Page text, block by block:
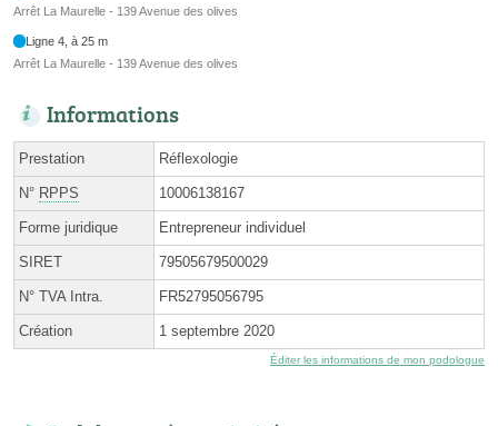
Arrêt La Maurelle - 139 Avenue des olives
Ligne 4, à 25 m
Arrêt La Maurelle - 139 Avenue des olives
Informations
Prestation Réflexologie
N° RPPS 10006138167
Forme juridique Entrepreneur individuel
SIRET 79505679500029
N° TVA Intra. FR52795056795
Création 1 septembre 2020
Éditer les informations de mon podologue